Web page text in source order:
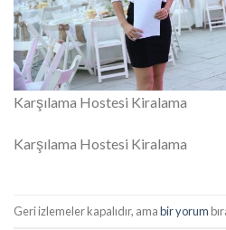
Karşılama Hostesi Kiralama
Karşılama Hostesi Kiralama
Geri izlemeler kapalıdır, amabir yorum